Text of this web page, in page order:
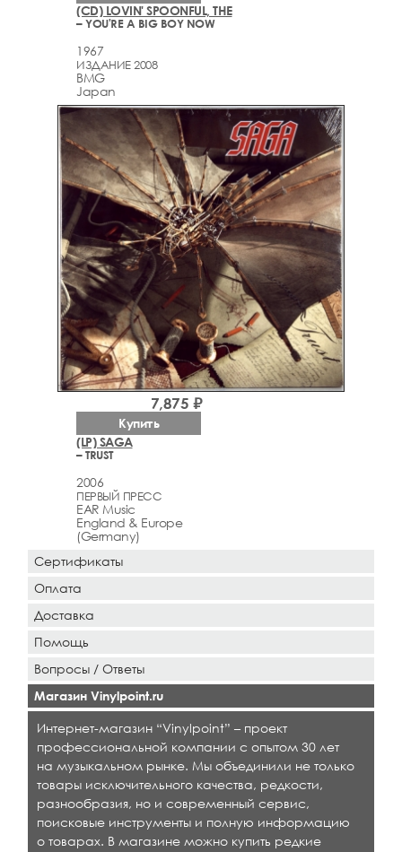
(CD) LOVIN' SPOONFUL, THE
– YOU'RE A BIG BOY NOW
1967
ИЗДАНИЕ 2008
BMG
Japan
(LP) SAGA
– TRUST
2006
ПЕРВЫЙ ПРЕСС
EAR Music
England & Europe
(Germany)
7,875 ₽
Купить
Сертификаты
Оплата
Доставка
Помощь
Вопросы / Ответы
Магазин Vinylpoint.ru
Интернет-магазин “Vinylpoint” – проект
профессиональной компании с опытом 30 лет
на музыкальном рынке. Мы объединили не только
товары исключительного качества, редкости,
разнообразия, но и современный сервис,
поисковые инструменты и полную информацию
о товарах. В магазине можно купить редкие